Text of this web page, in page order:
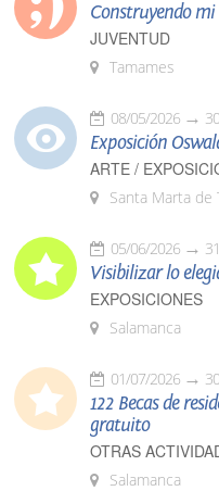
Construyendo
JUVENTUD
Tamames
08/05/2026
Exposición
ARTE /
Santa Marta de
05/06/2026
Visibilizar lo
EXPOSICIONES
Salamanca
01/07/2026
122 Becas de
gratuito
OTRAS
Salamanca